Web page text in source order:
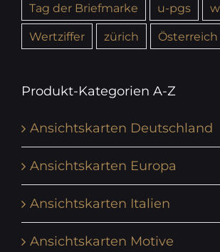
Tag der Briefmarke
u-pgs
Wertziffer
zürich Österreich
Produkt-Kategorien A-Z
Ansichtskarten Deutschland
Ansichtskarten Europa
Ansichtskarten Italien
Ansichtskarten Motive